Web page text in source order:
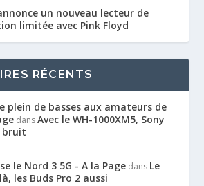
un nouveau lecteur de
limitée avec Pink Floyd
RÉCENTS
plein de basses aux amateurs de
dansAvec le WH-1000XM5, Sony
bruit
le Nord 3 5G - A la Page dans Le
les Buds Pro 2 aussi